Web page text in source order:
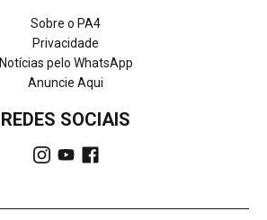
Sobre o PA4
Privacidade
Notícias pelo WhatsApp
Anuncie Aqui
REDES SOCIAIS